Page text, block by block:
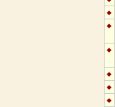
◆
◆
◆
◆
◆
◆